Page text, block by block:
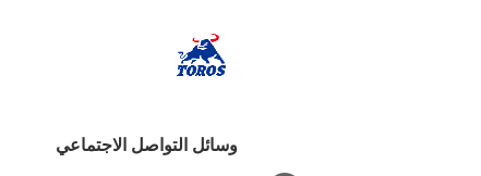
وسائل التواصل الاجتماعي